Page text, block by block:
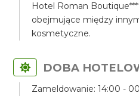
Hotel Roman
obejmujące między
kosmetyczne.
DOBA
Zameldowanie: 14:00 -